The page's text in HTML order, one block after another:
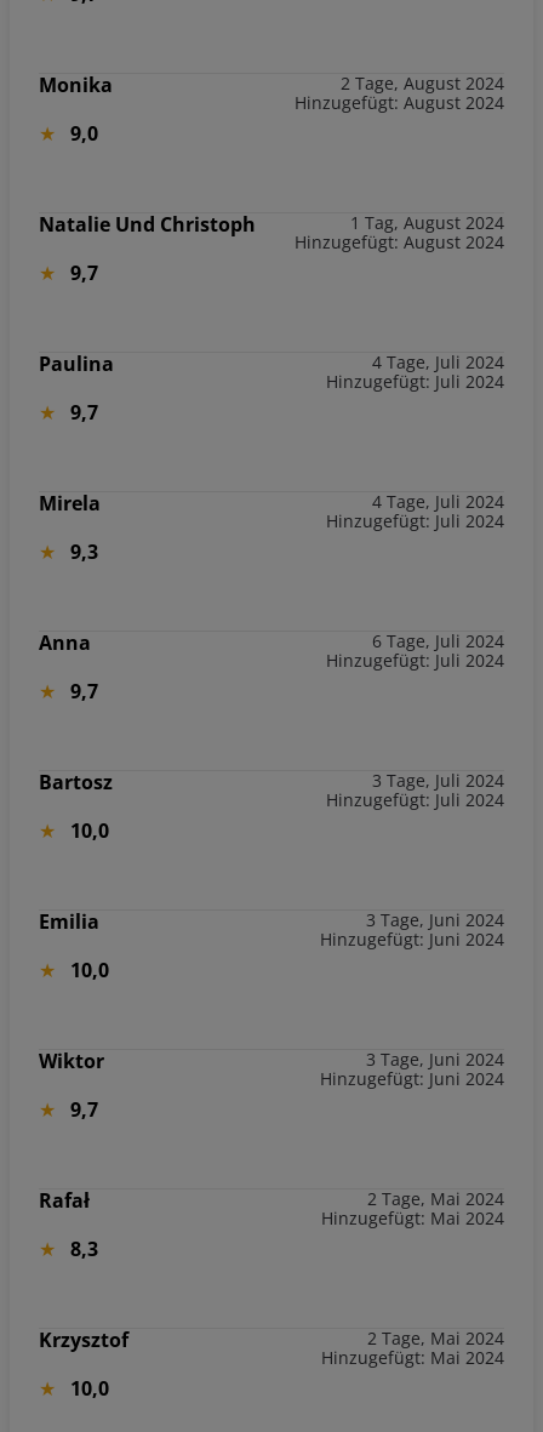
Monika
2 Tage, August 2024
Hinzugefügt: August 2024
9,0
Natalie Und Christoph
1 Tag, August 2024
Hinzugefügt: August 2024
9,7
Paulina
4 Tage, Juli 2024
Hinzugefügt: Juli 2024
9,7
Mirela
4 Tage, Juli 2024
Hinzugefügt: Juli 2024
9,3
Anna
6 Tage, Juli 2024
Hinzugefügt: Juli 2024
9,7
Bartosz
3 Tage, Juli 2024
Hinzugefügt: Juli 2024
10,0
Emilia
3 Tage, Juni 2024
Hinzugefügt: Juni 2024
10,0
Wiktor
3 Tage, Juni 2024
Hinzugefügt: Juni 2024
9,7
Rafał
2 Tage, Mai 2024
Hinzugefügt: Mai 2024
8,3
Krzysztof
2 Tage, Mai 2024
Hinzugefügt: Mai 2024
10,0